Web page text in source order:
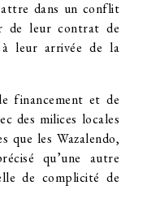
dans un conflit
de leur contrat de
leur arrivée de la
financement et de
des milices locales
que les Wazalendo,
qu’une autre
de complicité de